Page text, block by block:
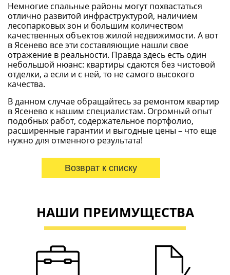
Немногие спальные районы могут похвастаться
отлично развитой инфраструктурой, наличием
лесопарковых зон и большим количеством
качественных объектов жилой недвижимости. А вот
в Ясенево все эти составляющие нашли свое
отражение в реальности. Правда здесь есть один
небольшой нюанс: квартиры сдаются без чистовой
отделки, а если и с ней, то не самого высокого
качества.
В данном случае обращайтесь за ремонтом квартир
в Ясенево к нашим специалистам. Огромный опыт
подобных работ, содержательное портфолио,
расширенные гарантии и выгодные цены – что еще
нужно для отменного результата!
Возврат к списку
НАШИ ПРЕИМУЩЕСТВА